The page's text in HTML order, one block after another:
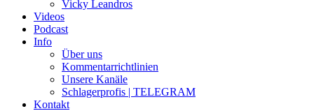
Vicky Leandros
Videos
Podcast
Info
Über uns
Kommentarrichtlinien
Unsere Kanäle
Schlagerprofis | TELEGRAM
Kontakt